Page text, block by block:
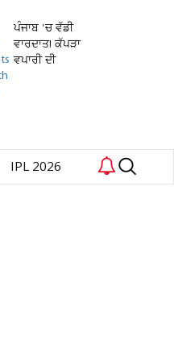
ਪੰਜਾਬ 'ਚ ਵੱਡੀ
ਵਾਰਦਾਤ! ਕੱਪੜਾ
ਵਪਾਰੀ ਦੀ
IPL 2026